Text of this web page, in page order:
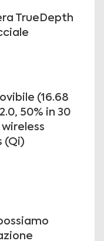
TrueDepth
(16.68
50% in 30
(Qi)